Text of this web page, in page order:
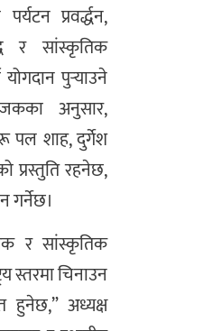
प्रवर्द्धन,
र सांस्कृतिक
पुर्‍याउने
अनुसार,
पल शाह, दुर्गेश
प्रस्तुति रहनेछ,
गर्नेछ।
र सांस्कृतिक
स्तरमा चिनाउन
हुनेछ,” अध्यक्ष